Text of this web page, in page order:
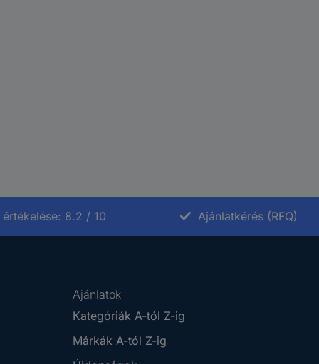
8.2 / 10 Ajánlatkérés (RFQ)
Ajánlatok
Kategóriák A-tól Z-ig
Márkák A-tól Z-ig